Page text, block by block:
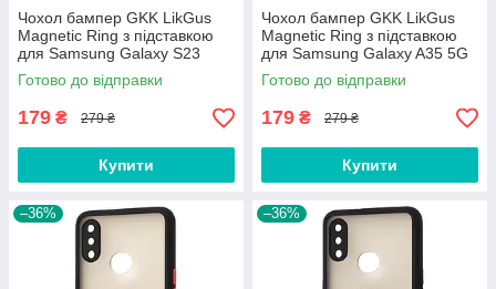
Чохол бампер GKK LikGus
Magnetic Ring з підставкою
для Samsung Galaxy S23
Black
Готово до відправки
179 ₴ 279 ₴
Купити
Чохол бампер GKK LikGus
Magnetic Ring з підставкою
для Samsung Galaxy A35 5G
Blue
Готово до відправки
179 ₴ 279 ₴
Купити
–36% –36%